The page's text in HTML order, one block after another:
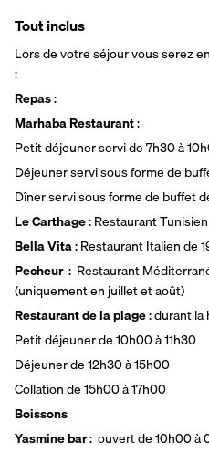
Tout inclus
Lors de votre séjour vous serez
:
Repas :
Marhaba Restaurant :
Petit déjeuner servi de 7h30 à
Déjeuner servi sous forme de
Dîner servi sous forme de buffet
Le Carthage : Restaurant
Bella Vita : Restaurant Italien de
Pecheur
:  Restaurant
(uniquement en juillet et août)
Restaurant de la plage : durant la
Petit déjeuner de 10h00 à 11h30
Déjeuner de 12h30 à 15h00
Collation de 15h00 à 17h00
Boissons
Yasmine bar :  ouvert de 10h00 à